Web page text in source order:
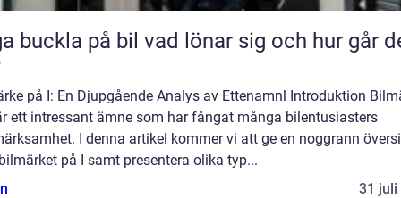
på bil vad lönar sig och hur går det
på I: En Djupgående Analys av Ettenamnl Introduktion
ett intressant ämne som har fångat många bilentusiasters
I denna artikel kommer vi att ge en noggrann
på I samt presentera olika typ...
31 juli